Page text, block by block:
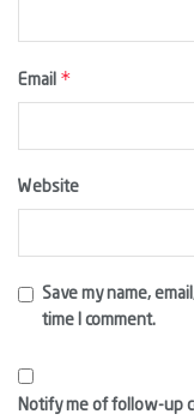
Email *
Website
Save my name,
time I comment.
Notify me of follow-up